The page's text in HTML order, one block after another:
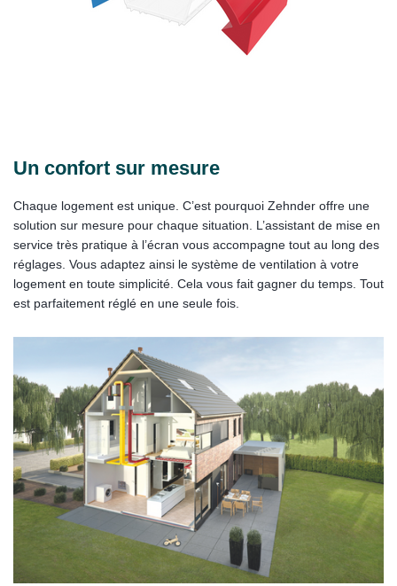
Un confort sur mesure
Chaque logement est unique. C’est pourquoi Zehnder offre une
solution sur mesure pour chaque situation. L’assistant de mise en
service très pratique à l’écran vous accompagne tout au long des
réglages. Vous adaptez ainsi le système de ventilation à votre
logement en toute simplicité. Cela vous fait gagner du temps. Tout
est parfaitement réglé en une seule fois.